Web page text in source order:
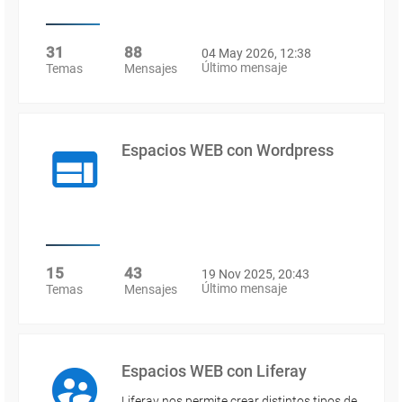
31
Temas
88
Mensajes
04 May 2026, 12:38
Último mensaje
Espacios WEB con Wordpress
15
Temas
43
Mensajes
19 Nov 2025, 20:43
Último mensaje
Espacios WEB con Liferay